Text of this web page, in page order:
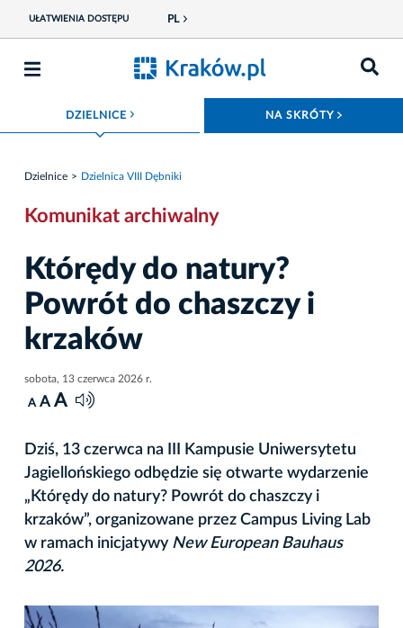
UŁATWIENIA DOSTĘPU PL
DZIELNICE ROZWIŃ MENU NA SKRÓTY
Dzielnice Dzielnica VIII Dębniki
Komunikat archiwalny
Którędy do natury?
Powrót do chaszczy i
krzaków
sobota, 13 czerwca 2026 r.
A A A
Dziś, 13 czerwca na III Kampusie Uniwersytetu
Jagiellońskiego odbędzie się otwarte wydarzenie
„Którędy do natury? Powrót do chaszczy i
krzaków”, organizowane przez Campus Living Lab
w ramach inicjatywy New European Bauhaus
2026.